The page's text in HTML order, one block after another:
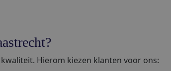
Hierom kiezen klanten voor ons: